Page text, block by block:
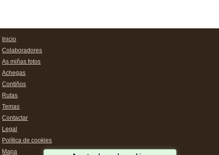
Inicio
Colaboradores
As miñas fotos
Achegas
Contiños
Rutas
Temas
Contactar
Legal
Política de cookies
Mapa